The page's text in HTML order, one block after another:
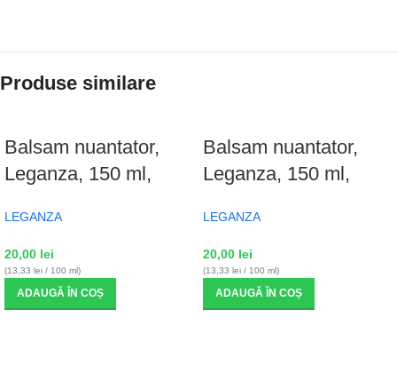
Produse similare
Balsam nuantator,
Leganza, 150 ml,
LEGANZA
20,00 lei
(13,33 lei / 100 ml)
ADAUGĂ ÎN COȘ
Balsam nuantator,
Leganza, 150 ml,
LEGANZA
20,00 lei
(13,33 lei / 100 ml)
ADAUGĂ ÎN COȘ